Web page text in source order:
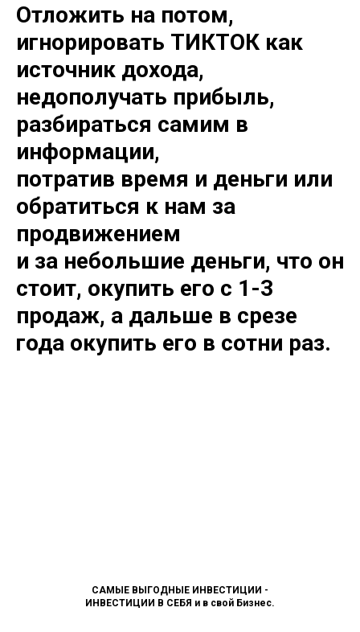
Отложить на потом,
игнорировать ТИКТОК как
источник дохода,
недополучать прибыль,
разбираться самим в
информации,
потратив время и деньги или
обратиться к нам за
продвижением
и за небольшие деньги, что он
стоит, окупить его с 1-3
продаж, а дальше в срезе
года окупить его в сотни раз.
САМЫЕ ВЫГОДНЫЕ ИНВЕСТИЦИИ -
ИНВЕСТИЦИИ В СЕБЯ и в свой Бизнес.